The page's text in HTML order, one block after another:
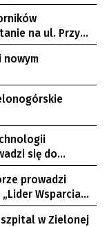
na ul. Przy
nowym
się do
prowadzi
Wsparcia
w Zielonej